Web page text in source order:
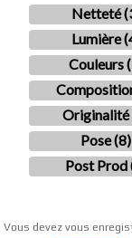
Netteté
Lumière
Couleurs
Originalité
Pose (8)
Post Prod
Vous devez vous